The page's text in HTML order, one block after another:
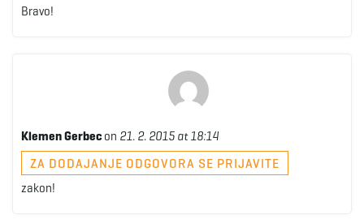
Bravo!
Klemen Gerbec on 21. 2. 2015 at 18:14
ZA DODAJANJE ODGOVORA SE PRIJAVITE
zakon!